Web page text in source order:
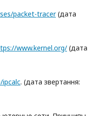
packet-tracer(дата
www.kernel.org/ (дата
. (дата звертання: